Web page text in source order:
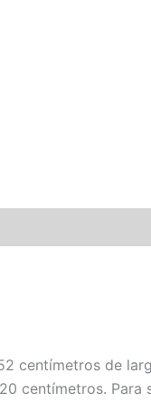
centímetros de
centímetros.